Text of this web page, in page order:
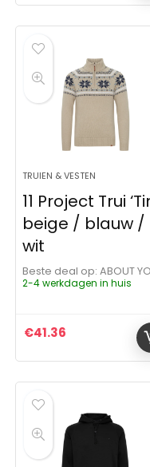
TRUIEN & VESTEN
11 Project Trui
beige / blauw /
wit
Beste deal op:
ABOUT
2-4 werkdagen in huis
€41.36